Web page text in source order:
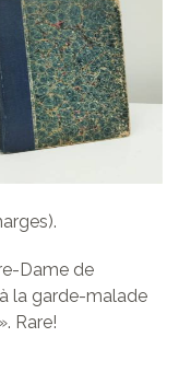
Dame de
la garde-malade
Rare!